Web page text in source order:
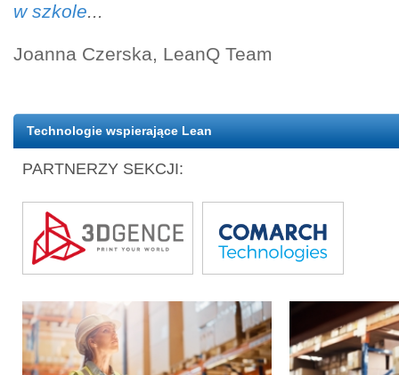
w szkole...
Joanna Czerska, LeanQ Team
Technologie wspierające Lean
PARTNERZY SEKCJI: